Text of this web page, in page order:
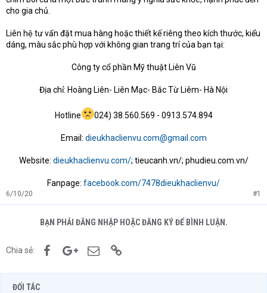
cho gia chủ.
Liên hệ tư vấn đặt mua hàng hoặc thiết kế riêng theo kích thước, kiểu
dáng, màu sắc phù hợp với không gian trang trí của bạn tại:
Công ty cổ phần Mỹ thuật Liên Vũ
Địa chỉ: Hoàng Liên- Liên Mạc- Bắc Từ Liêm- Hà Nội
Hotline 024) 38.560.569 - 0913.574.894
Email: dieukhaclienvu.com@gmail.com
Website: dieukhaclienvu.com/; tieucanh.vn/; phudieu.com.vn/
Fanpage: facebook.com/7478dieukhaclienvu/
6/10/20 #1
BẠN PHẢI ĐĂNG NHẬP HOẶC ĐĂNG KÝ ĐỂ BÌNH LUẬN.
Chia sẻ: FacebookGoogle+Email
ĐỐI TÁC